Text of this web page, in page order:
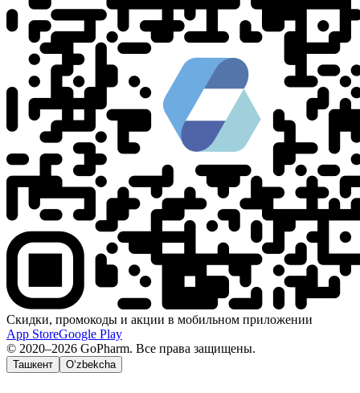
Скидки, промокоды и акции в мобильном приложении
App StoreGoogle Play
© 2020–2026 GoPharm. Все права защищены.
Ташкент O‘zbekcha